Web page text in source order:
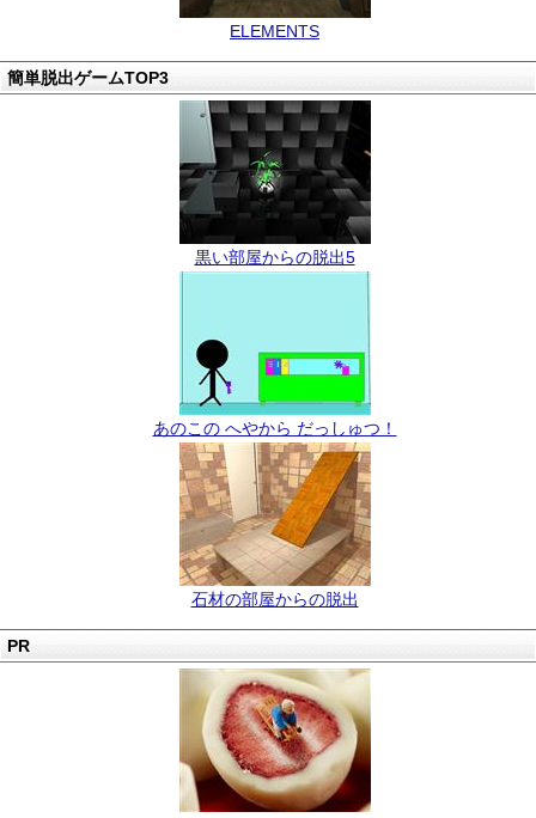
ELEMENTS
簡単脱出ゲームTOP3
黒い部屋からの脱出5
あのこの へやから だっしゅつ！
石材の部屋からの脱出
PR